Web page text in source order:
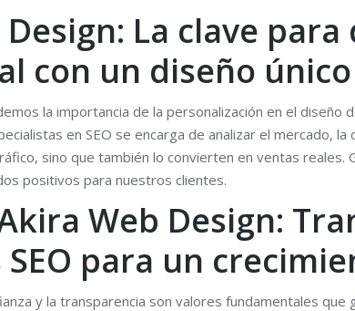
La clave
con un diseño
la importancia de la personalización en el
en SEO se encarga de analizar el mercado,
sino que también lo convierten en ventas
positivos para nuestros clientes.
Web Design:
para un
y la transparencia son valores fundamentales